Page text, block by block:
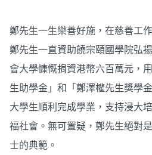
鄭先生一生樂善好施，在慈善工
鄭先生一直資助饒宗頤國學院弘
會大學慷慨捐資港幣六百萬元，
生助學金」和「鄭澤權先生獎學
大學生順利完成學業，支持浸大
福社會。無可置疑，鄭先生絕對
士的典範。